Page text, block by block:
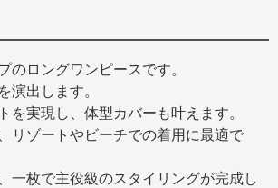
のロングワンピースです。
演出します。
を実現し、体型カバーも叶えます。
リゾートやビーチでの着用に最適で
一枚で主役級のスタイリングが完成し